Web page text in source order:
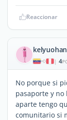
Reaccionar
| 4
No porque si
pasaporte y
aparte tengo
comunitario si